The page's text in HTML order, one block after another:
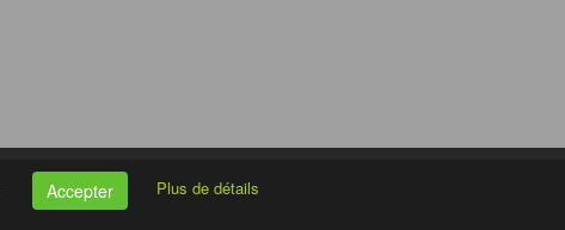
Accepter Plus de détails